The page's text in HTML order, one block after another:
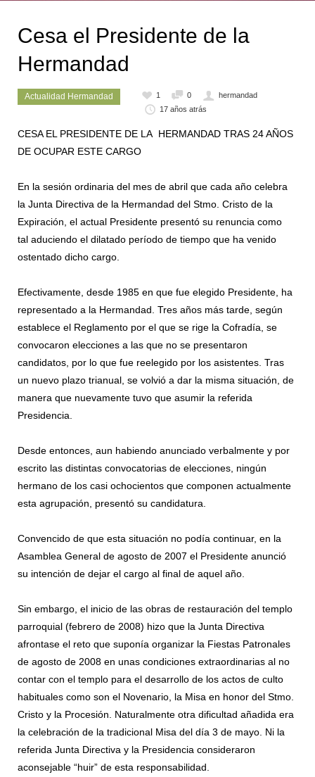
Cesa el Presidente de la
Hermandad
Actualidad Hermandad 1 0
hermandad
17 años atrás
CESA EL PRESIDENTE DE LA HERMANDAD TRAS 24 AÑOS
DE OCUPAR ESTE CARGO
En la sesión ordinaria del mes de abril que cada año celebra
la Junta Directiva de la Hermandad del Stmo. Cristo de la
Expiración, el actual Presidente presentó su renuncia como
tal aduciendo el dilatado período de tiempo que ha venido
ostentado dicho cargo.
Efectivamente, desde 1985 en que fue elegido Presidente, ha
representado a la Hermandad. Tres años más tarde, según
establece el Reglamento por el que se rige la Cofradía, se
convocaron elecciones a las que no se presentaron
candidatos, por lo que fue reelegido por los asistentes. Tras
un nuevo plazo trianual, se volvió a dar la misma situación, de
manera que nuevamente tuvo que asumir la referida
Presidencia.
Desde entonces, aun habiendo anunciado verbalmente y por
escrito las distintas convocatorias de elecciones, ningún
hermano de los casi ochocientos que componen actualmente
esta agrupación, presentó su candidatura.
Convencido de que esta situación no podía continuar, en la
Asamblea General de agosto de 2007 el Presidente anunció
su intención de dejar el cargo al final de aquel año.
Sin embargo, el inicio de las obras de restauración del templo
parroquial (febrero de 2008) hizo que la Junta Directiva
afrontase el reto que suponía organizar la Fiestas Patronales
de agosto de 2008 en unas condiciones extraordinarias al no
contar con el templo para el desarrollo de los actos de culto
habituales como son el Novenario, la Misa en honor del Stmo.
Cristo y la Procesión. Naturalmente otra dificultad añadida era
la celebración de la tradicional Misa del día 3 de mayo. Ni la
referida Junta Directiva y la Presidencia consideraron
aconsejable “huir” de esta responsabilidad.